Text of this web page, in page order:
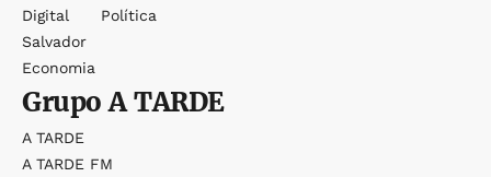
Digital
Salvador
Economia
Política
GrupoA TARDE
A TARDE
A TARDE FM